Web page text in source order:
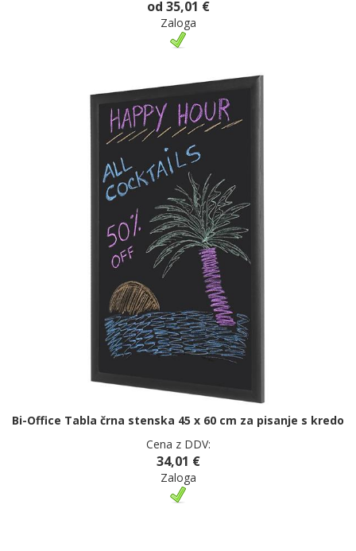
od 35,01 €
Zaloga
Bi-Office Tabla črna stenska 45 x 60 cm za pisanje s kredo
Cena z DDV:
34,01 €
Zaloga